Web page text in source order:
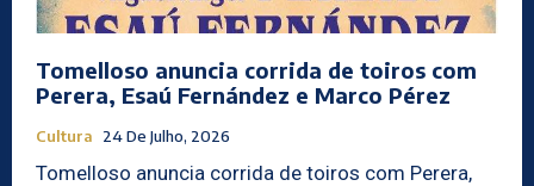
Tomelloso anuncia corrida de toiros com
Perera, Esaú Fernández e Marco Pérez
Cultura 24 De Julho, 2026
Tomelloso anuncia corrida de toiros com Perera,